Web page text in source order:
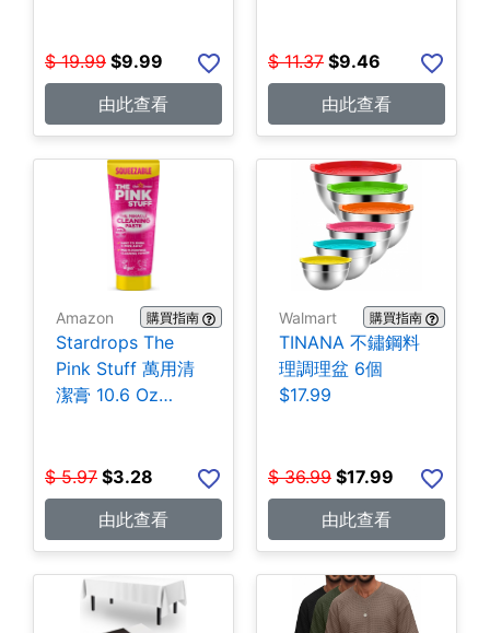
$ 19.99 $9.99
由此查看
$ 11.37 $9.46
由此查看
Amazon 購買指南
Stardrops The
Pink Stuff 萬用清
潔膏 10.6 Oz
$ 5.97 $3.28
由此查看
Walmart 購買指南
TINANA 不鏽鋼料
理調理盆 6個
$17.99
$ 36.99 $17.99
由此查看